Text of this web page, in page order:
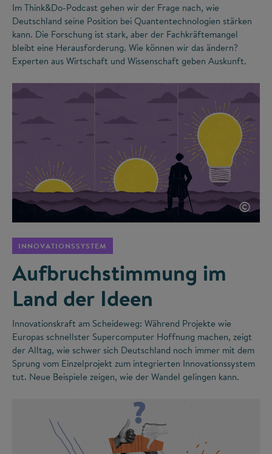
Im Think&Do-Podcast gehen wir der Frage nach, wie
Deutschland seine Position bei Quantentechnologien stärken
kann. Die Forschung ist stark, aber der Fachkräftemangel
bleibt eine Herausforderung. Wie können wir das ändern?
Experten aus Wirtschaft und Wissenschaft geben Auskunft.
©
INNOVATIONSSYSTEM
Aufbruchstimmung im
Land der Ideen
Innovationskraft am Scheideweg: Während Projekte wie
Europas schnellster Supercomputer Hoffnung machen, zeigt
der Alltag, wie schwer sich Deutschland noch immer mit dem
Sprung vom Einzelprojekt zum integrierten Innovationssystem
tut. Neue Beispiele zeigen, wie der Wandel gelingen kann.